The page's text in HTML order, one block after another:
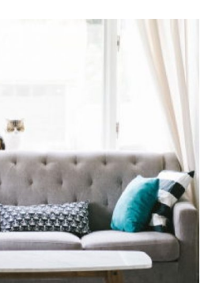
המדריך המלא
מבד
המדריך לניקוי ספות בד שריכזנו
מדריך שלם שיעזור לאנשים
הוא מכסה את